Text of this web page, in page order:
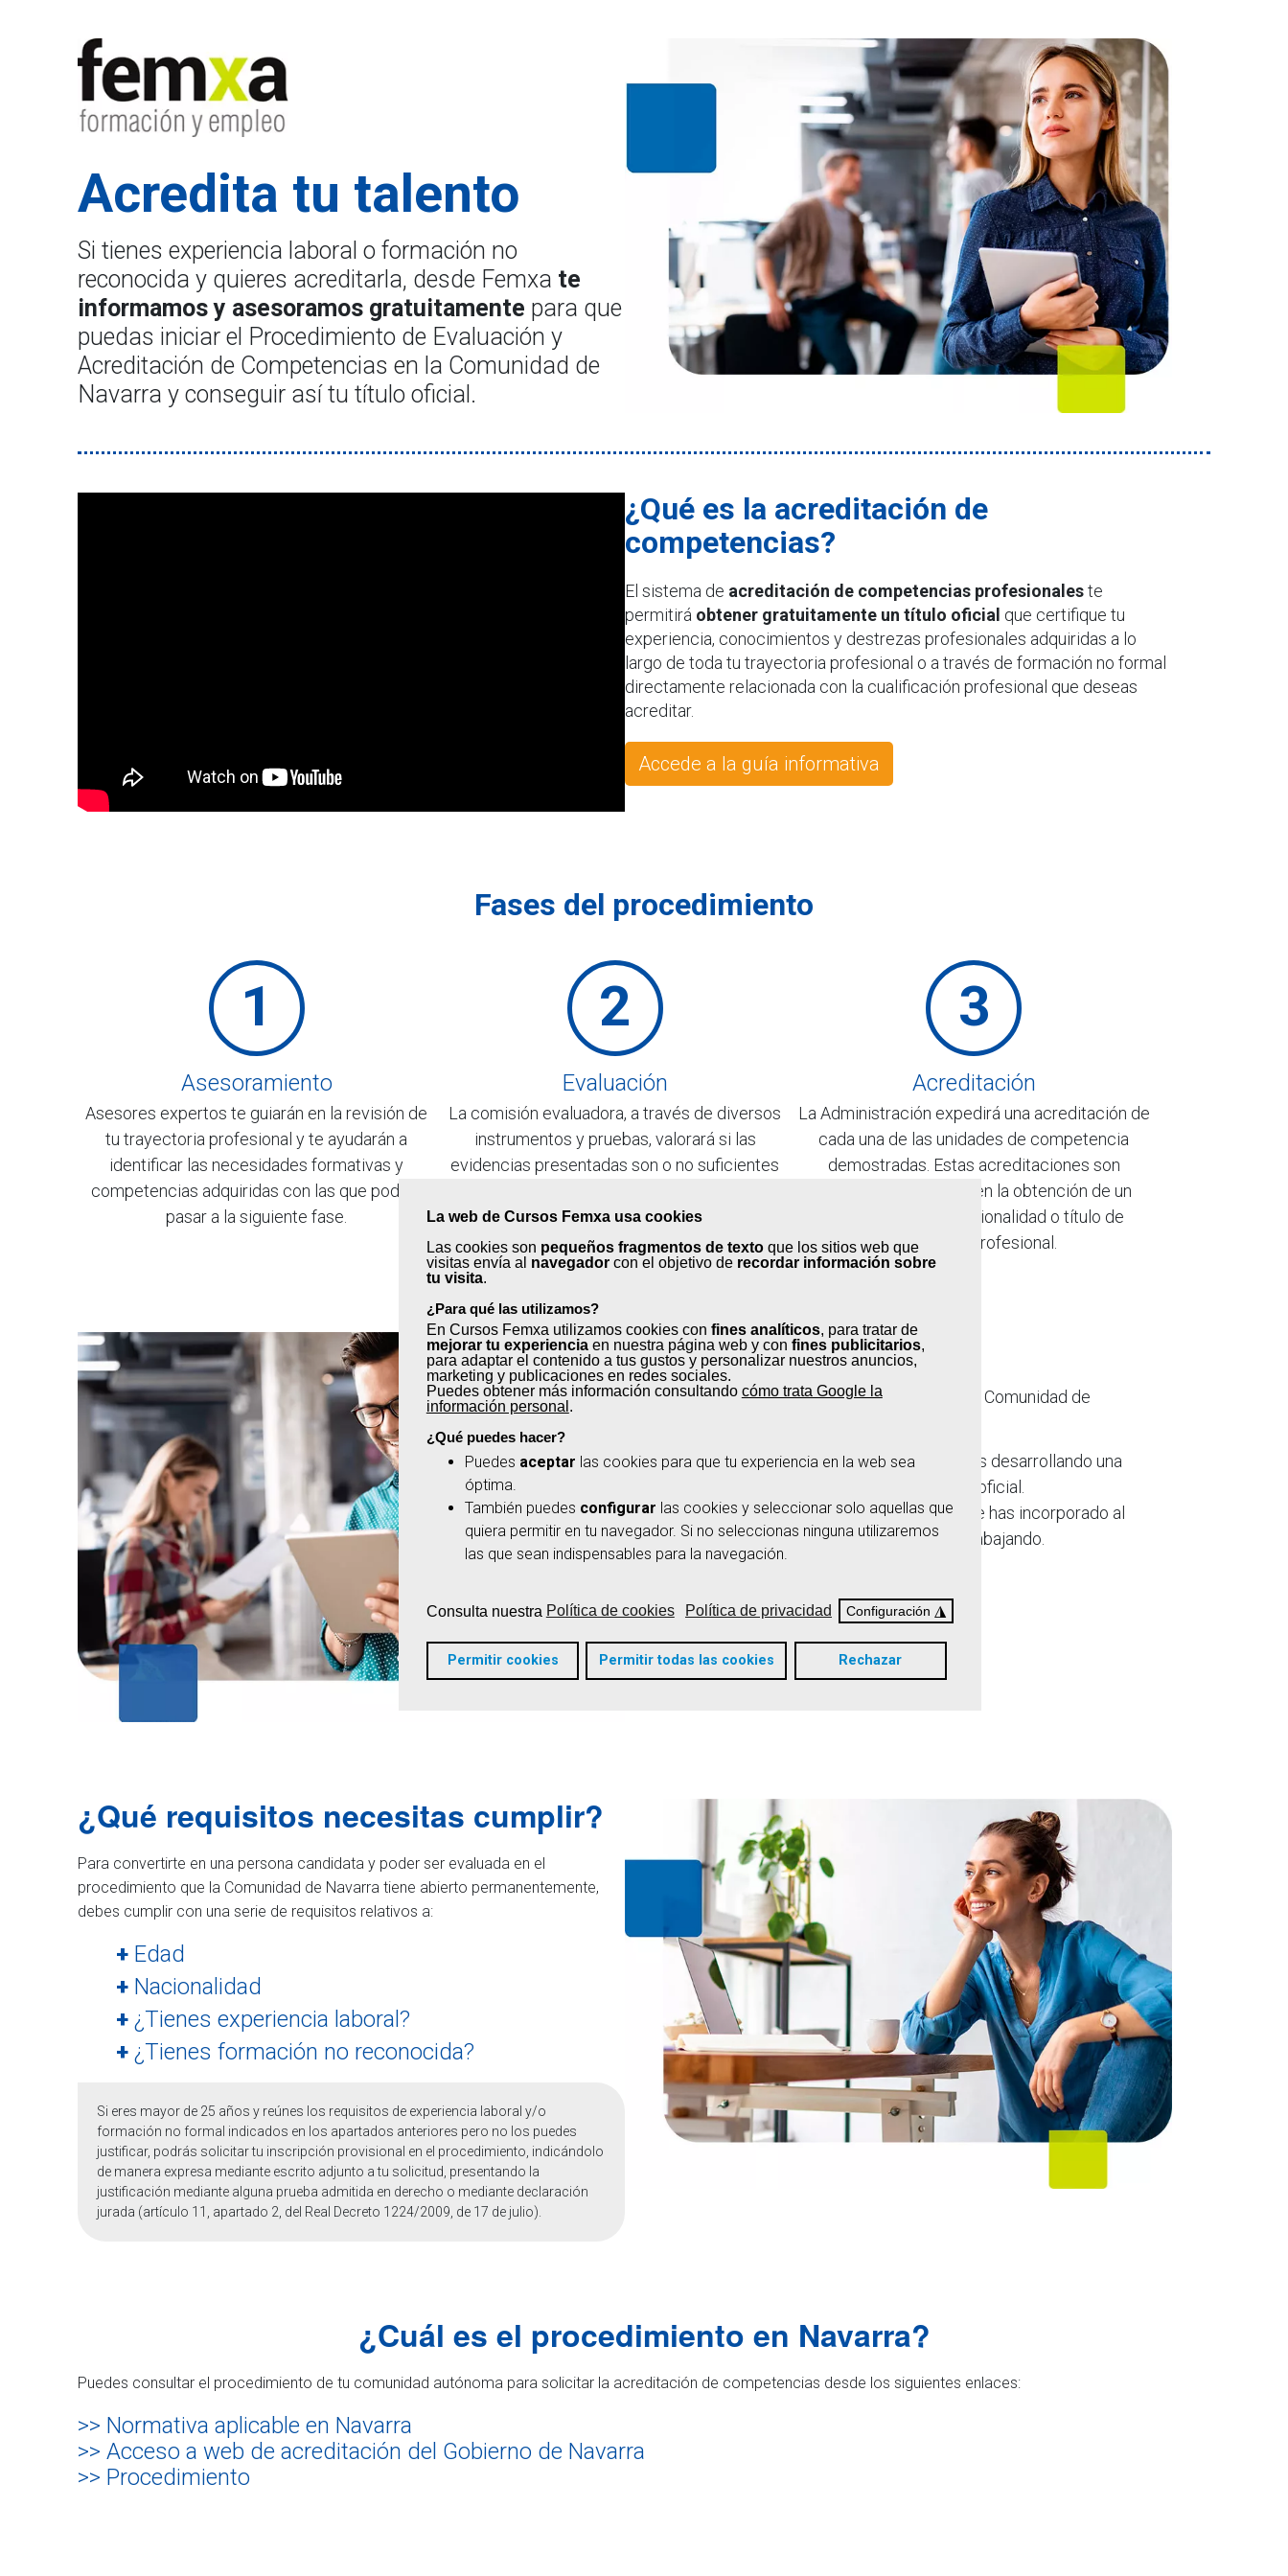
La web de Cursos Femxa usa cookies
Las cookies son pequeños fragmentos de textoque los sitios web que
visitas envía al navegadorcon el objetivo de recordar información sobre
tu visita.
¿Para qué las utilizamos?
En Cursos Femxa utilizamos cookies con fines analíticos, para tratar de
mejorar tu experienciaen nuestra página web y con fines publicitarios,
para adaptar el contenido a tus gustos y personalizar nuestros anuncios,
marketing y publicaciones en redes sociales.
Puedes obtener más información consultando cómo trata Google la
información personal .
¿Qué puedes hacer?
Puedes aceptar las cookies para que tu experiencia en la web sea
óptima.
También puedes configurar las cookies y seleccionar solo aquellas que
quiera permitir en tu navegador. Si no seleccionas ninguna utilizaremos
las que sean indispensables para la navegación.
Consulta nuestra Política de cookies Política de privacidad Configuración ◮
Permitir cookies Permitir todas las cookies Rechazar
Acredita tu talento
Si tienes experiencia laboral o formación no
reconocida y quieres acreditarla, desde Femxa te
informamos y asesoramos gratuitamente para que
puedas iniciar el Procedimiento de Evaluación y
Acreditación de Competencias en la Comunidad de
Navarra y conseguir así tu título oficial.
¿Qué es la acreditación de
competencias?
El sistema de acreditación de competencias profesionaleste
permitirá obtener gratuitamente un título oficial que certifique tu
experiencia, conocimientos y destrezas profesionales adquiridas a lo
largo de toda tu trayectoria profesional o a través de formación no formal
directamente relacionada con la cualificación profesional que deseas
acreditar.
Accede a la guía informativa
Fases del procedimiento
1
Asesoramiento
Asesores expertos te guiarán en la revisión de
tu trayectoria profesional y te ayudarán a
identificar las necesidades formativas y
competencias adquiridas con las que podrás
pasar a la siguiente fase.
2
Evaluación
La comisión evaluadora, a través de diversos
instrumentos y pruebas, valorará si las
evidencias presentadas son o no suficientes
caso desfavorable, te indicarán un itinerario
formativo que te ayude a obtenerlas.
3
Acreditación
La Administración expedirá una acreditación de
cada una de las unidades de competencia
demostradas. Estas acreditaciones son
acumulables y permiten la obtención de un
certificado de profesionalidad o título de
formación profesional.
¿Quién puede participar?
La acreditación de competencias que plantea la Comunidad de
✔Has adquirido tus competencias profesionales desarrollando una
actividad laboral y no tienes una acreditación oficial.
✔No has terminado tus estudios académicos, te has incorporado al
mundo laboral y has aprendido tu profesión trabajando.
✔Te has formado por vías no formales.
¿Qué requisitos necesitas cumplir?
Para convertirte en una persona candidata y poder ser evaluada en el
procedimiento que la Comunidad de Navarra tiene abierto permanentemente,
debes cumplir con una serie de requisitos relativos a:
+Edad
+Nacionalidad
+¿Tienes experiencia laboral?
+¿Tienes formación no reconocida?
Si eres mayor de 25 años y reúnes los requisitos de experiencia laboral y/o
formación no formal indicados en los apartados anteriores pero no los puedes
justificar, podrás solicitar tu inscripción provisional en el procedimiento, indicándolo
de manera expresa mediante escrito adjunto a tu solicitud, presentando la
justificación mediante alguna prueba admitida en derecho o mediante declaración
jurada (artículo 11, apartado 2, del Real Decreto 1224/2009, de 17 de julio).
¿Cuál es el procedimiento en Navarra?
Puedes consultar el procedimiento de tu comunidad autónoma para solicitar la acreditación de competencias desde los siguientes enlaces:
>> Normativa aplicable en Navarra
>> Acceso a web de acreditación del Gobierno de Navarra
>> Procedimiento